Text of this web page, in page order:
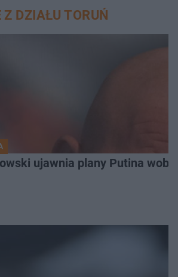
DZIAŁU TORUŃ
ujawnia plany Putina